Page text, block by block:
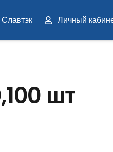
Личный
шт